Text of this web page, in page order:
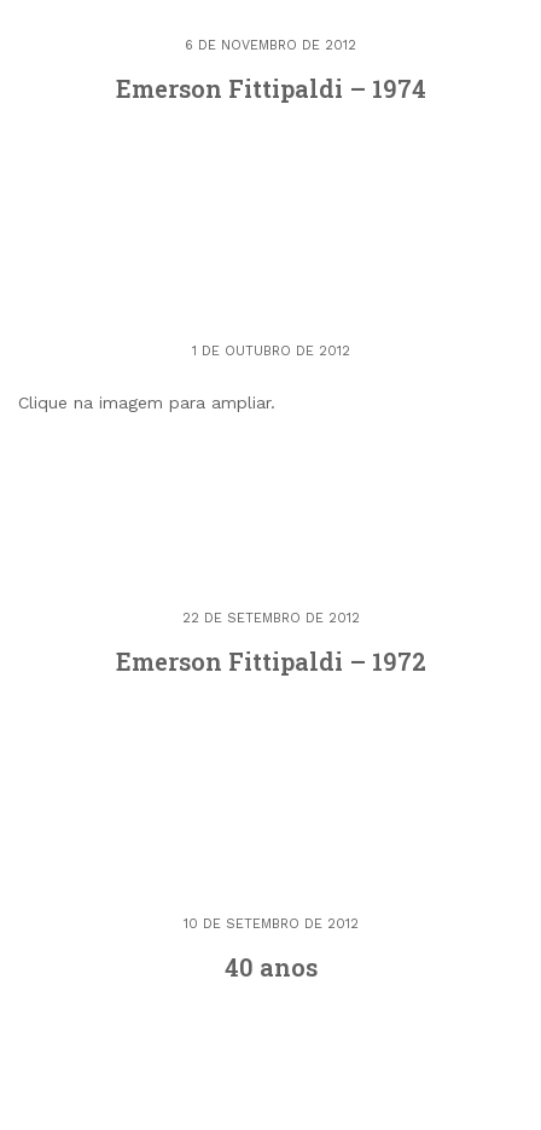
6 DE NOVEMBRO DE 2012
Emerson Fittipaldi – 1974
1 DE OUTUBRO DE 2012
Clique na imagem para ampliar.
22 DE SETEMBRO DE 2012
Emerson Fittipaldi – 1972
10 DE SETEMBRO DE 2012
40 anos